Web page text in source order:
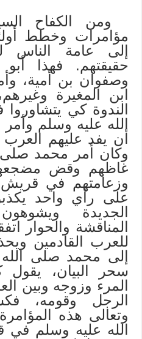
ومن الكفاح
مؤامرات وخطط
إلى عامة الناس
حقيقتهم. فهذا
وصفوان بن أمية،
ابن المغيرة
الندوة كي
الله عليه وسلم
أن يفد عليهم
وكان أمر محمد صلى
غاظهم وقض
وزعامتهم في قريش،
على رأي واحد
الجديدة
المناقشة والحوار
للعرب القادمين
إلى محمد صلى
سحر البيان، يقول
المرء وزوجه وبين
الرجل وقومه،
وتعالى هذه
الله عليه وسلم في